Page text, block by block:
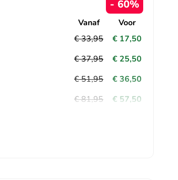
- 60%
Vanaf
€ 33,95
€ 37,95
€ 51,95
€ 81,95
Voor
€ 17,50
€ 25,50
€ 36,50
€ 57,50